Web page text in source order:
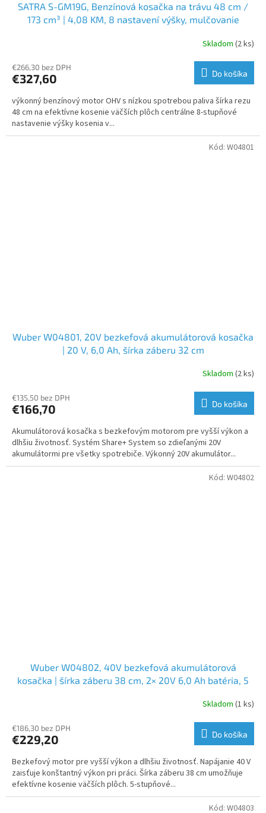
SATRA S-GM19G, Benzínová kosačka na trávu 48 cm /
173 cm³ | 4,08 KM, 8 nastavení výšky, mulčovanie
Skladom (2 ks)
€266,30 bez DPH
€327,60 Do košíka
výkonný benzínový motor OHV s nízkou spotrebou paliva šírka rezu
48 cm na efektívne kosenie väčších plôch centrálne 8-stupňové
nastavenie výšky kosenia v...
Wuber W04801, 20V bezkefová akumulátorová kosačka
| 20 V, 6,0 Ah, šírka záberu 32 cm
Skladom (2 ks)
€135,50 bez DPH
€166,70 Do košíka
Akumulátorová kosačka s bezkefovým motorom pre vyšší výkon a
dlhšiu životnosť. Systém Share+ System so zdieľanými 20V
akumulátormi pre všetky spotrebiče. Výkonný 20V akumulátor...
Kód: W04801
Wuber W04802, 40V bezkefová akumulátorová
kosačka | šírka záberu 38 cm, 2× 20V 6,0 Ah batéria, 5
Skladom (1 ks)
€186,30 bez DPH
€229,20 Do košíka
Bezkefový motor pre vyšší výkon a dlhšiu životnosť. Napájanie 40 V
zaisťuje konštantný výkon pri práci. Šírka záberu 38 cm umožňuje
efektívne kosenie väčších plôch. 5-stupňové...
Kód: W04802
Kód: W04803